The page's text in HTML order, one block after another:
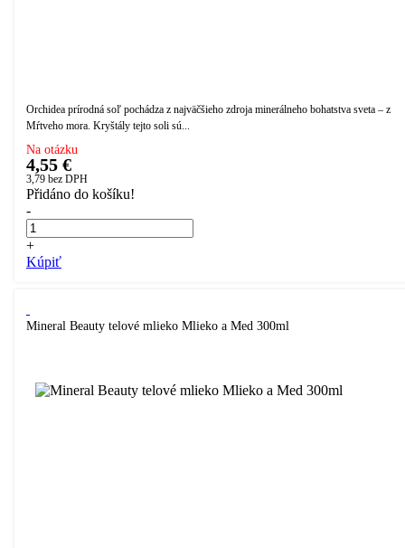
Orchidea prírodná soľ pochádza z najväčšieho zdroja minerálneho bohatstva sveta – z
Mŕtveho mora. Kryštály tejto soli sú...
Na otázku
4,55 €
3,79 bez DPH
Přidáno do košíku!
-
+
Kúpiť
Mineral Beauty telové mlieko Mlieko a Med 300ml